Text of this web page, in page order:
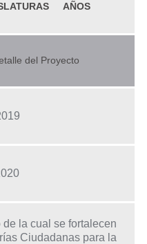
AÑOS
del Proyecto
de la cual se fortalecen
Ciudadanas para la